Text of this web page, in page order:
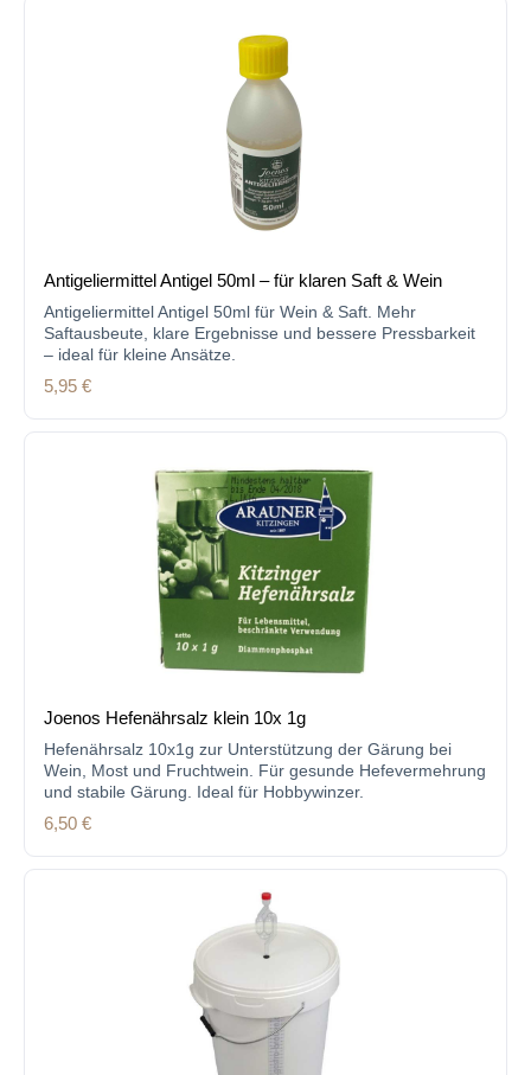
Antigeliermittel Antigel 50ml – für klaren Saft & Wein
Antigeliermittel Antigel 50ml für Wein & Saft. Mehr
Saftausbeute, klare Ergebnisse und bessere Pressbarkeit
– ideal für kleine Ansätze.
Regulärer Preis:
5,95 €
Joenos Hefenährsalz klein 10x 1g
Hefenährsalz 10x1g zur Unterstützung der Gärung bei
Wein, Most und Fruchtwein. Für gesunde Hefevermehrung
und stabile Gärung. Ideal für Hobbywinzer.
Regulärer Preis:
6,50 €